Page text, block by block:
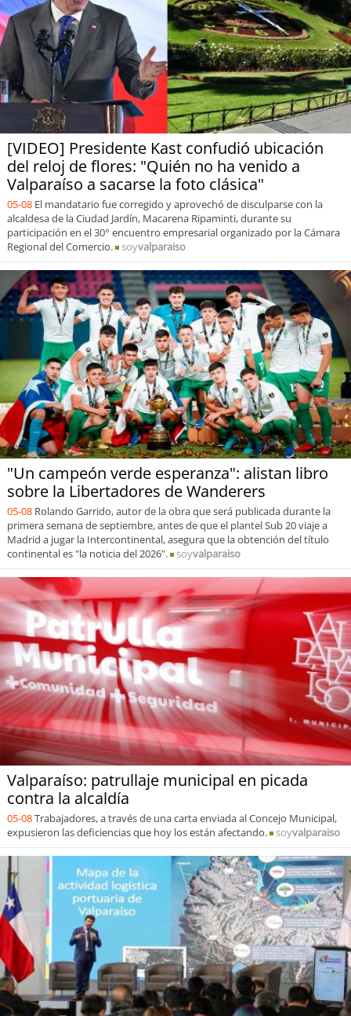
[VIDEO] Presidente Kast confudió ubicación
del reloj de flores: "Quién no ha venido a
Valparaíso a sacarse la foto clásica"
05-08 El mandatario fue corregido y aprovechó de disculparse con la
alcaldesa de la Ciudad Jardín, Macarena Ripaminti, durante su
participación en el 30° encuentro empresarial organizado por la Cámara
Regional del Comercio.
soyvalparaiso
"Un campeón verde esperanza": alistan libro
sobre la Libertadores de Wanderers
05-08 Rolando Garrido, autor de la obra que será publicada durante la
primera semana de septiembre, antes de que el plantel Sub 20 viaje a
Madrid a jugar la Intercontinental, asegura que la obtención del título
continental es "la noticia del 2026".
soyvalparaiso
Valparaíso: patrullaje municipal en picada
contra la alcaldía
05-08Trabajadores, a través de una carta enviada al Concejo Municipal,
expusieron las deficiencias que hoy los están afectando.
soyvalparaiso